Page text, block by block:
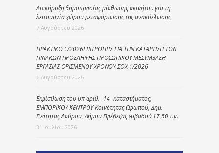
Διακήρυξη δημοπρασίας μίσθωσης ακινήτου για τη
λειτουργία χώρου μεταφόρτωσης της ανακύκλωσης
7 Αυγούστου 2026
ΠΡΑΚΤΙΚΟ 1/2026ΕΠΙΤΡΟΠΗΣ ΓΙΑ ΤΗΝ ΚΑΤΑΡΤΙΣΗ ΤΩΝ
ΠΙΝΑΚΩΝ ΠΡΟΣΛΗΨΗΣ ΠΡΟΣΩΠΙΚΟΥ ΜΕΣΥΜΒΑΣΗ
ΕΡΓΑΣΙΑΣ ΟΡΙΣΜΕΝΟΥ ΧΡΟΝΟΥ ΣΟΧ 1/2026
6 Αυγούστου 2026
Εκμίσθωση του υπ΄ αριθ. -14- καταστήματος,
ΕΜΠΟΡΙΚΟΥ ΚΕΝΤΡΟΥ Κοινότητας Ωρωπού, Δημ.
Ενότητας Λούρου, Δήμου Πρέβεζας εμβαδού 17,50 τ.μ.
31 Ιουλίου 2026